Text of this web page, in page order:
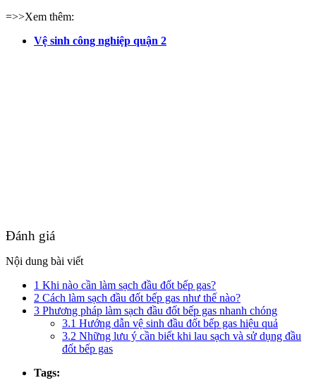
=>>Xem thêm:
Vệ sinh công nghiệp quận 2
Đánh giá
Nội dung bài viết
1 Khi nào cần làm sạch đầu đốt bếp gas?
2 Cách làm sạch đầu đốt bếp gas như thế nào?
3 Phương pháp làm sạch đầu đốt bếp gas nhanh chóng
3.1 Hướng dẫn vệ sinh đầu đốt bếp gas hiệu quả
3.2 Những lưu ý cần biết khi lau sạch và sử dụng đầu
đốt bếp gas
Tags: